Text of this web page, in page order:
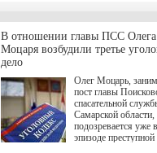
на трудоустройство
спокойную
мирной жизни.
В отношении главы ПСС Олега
Моцаря возбудили третье
дело
Олег Моцарь,
пост главы
спасательной
Самарской области,
подозревается уже
эпизоде преступной